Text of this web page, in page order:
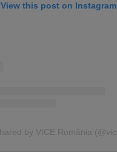
View this post on Instagram